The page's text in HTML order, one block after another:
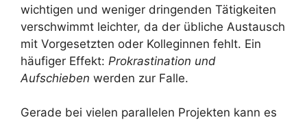
wichtigen und weniger dringenden Tätigkeiten
verschwimmt leichter, da der übliche Austausch
mit Vorgesetzten oder Kolleginnen fehlt. Ein
häufiger Effekt: Prokrastination und
Aufschieben werden zur Falle.
Gerade bei vielen parallelen Projekten kann es